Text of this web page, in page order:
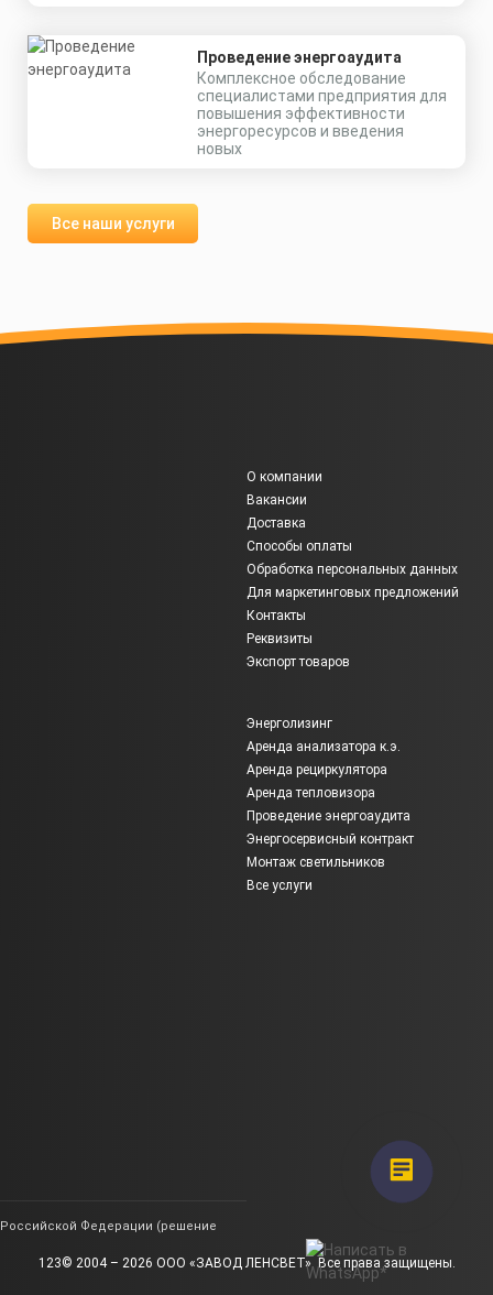
Проведение энергоаудита
Комплексное обследование
специалистами предприятия для
повышения эффективности
энергоресурсов и введения
новых
Все наши услуги
О компании
Вакансии
Доставка
Способы оплаты
Обработка персональных данных
Для маркетинговых предложений
Контакты
Реквизиты
Экспорт товаров
Энерголизинг
Аренда анализатора к.э.
Аренда рециркулятора
Аренда тепловизора
Проведение энергоаудита
Энергосервисный контракт
Монтаж светильников
Все услуги
Российской Федерации (решение
123© 2004 – 2026 ООО «ЗАВОД ЛЕНСВЕТ». Все права защищены.